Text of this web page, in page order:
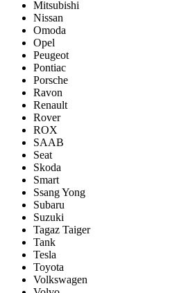
Mitsubishi
Nissan
Omoda
Opel
Peugeot
Pontiac
Porsсhe
Ravon
Renault
Rover
ROX
SAAB
Seat
Skoda
Smart
Ssang Yong
Subaru
Suzuki
Tagaz Taiger
Tank
Tesla
Toyota
Volkswagen